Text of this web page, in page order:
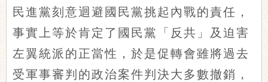
民進黨刻意迴避國民黨挑起內戰的責任，
事實上等於肯定了國民黨「反共」及迫害
左翼統派的正當性，於是促轉會雖將過去
受軍事審判的政治案件判決大多數撤銷，